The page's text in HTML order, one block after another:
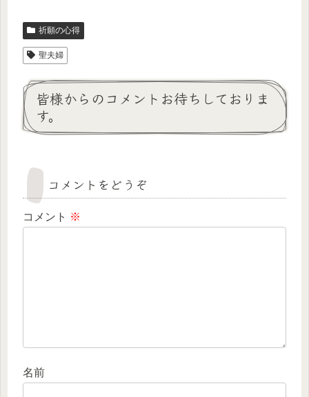
祈願の心得
聖夫婦
皆様からのコメントお待ちしておりま
す。
コメントをどうぞ
コメント ※
名前